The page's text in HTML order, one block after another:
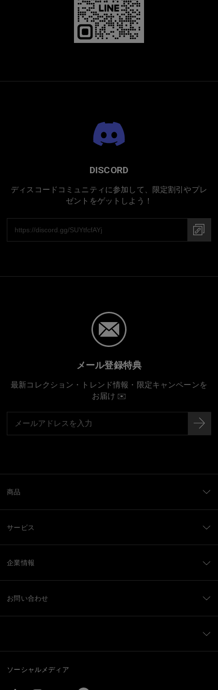
DISCORD
ディスコードコミュニティに参加して、限定割引やプレ
ゼントをゲットしよう！
メール登録特典
最新コレクション・トレンド情報・限定キャンペーンを
お届け ✉️
商品
サービス
企業情報
お問い合わせ
ソーシャルメディア